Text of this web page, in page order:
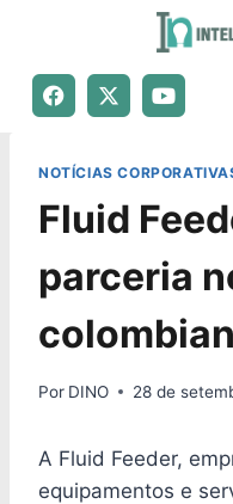
NOTÍCIAS
Fluid
parceria
Por DINO 28 de
A Fluid Feeder,
equipamentos e